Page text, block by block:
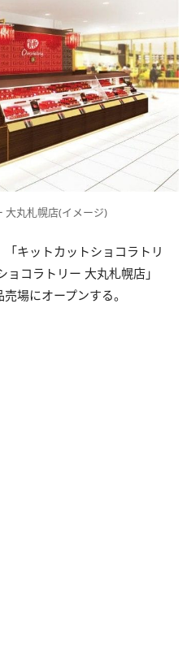
大丸札幌店(イメージ)
キットカットショコラトリ
コラトリー 大丸札幌店」
場にオープンする。